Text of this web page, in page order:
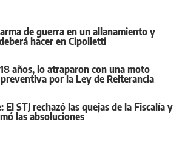
de guerra en un allanamiento y
hacer en Cipolletti
años, lo atraparon con una moto
por la Ley de Reiterancia
STJ rechazó las quejas de la Fiscalía y
las absoluciones